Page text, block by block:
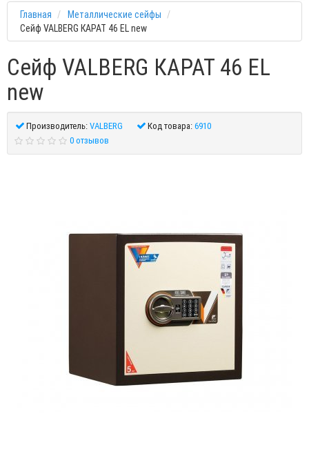
Главная
Металлические сейфы
Сейф VALBERG КАРАТ 46 EL new
Сейф VALBERG КАРАТ 46 EL
new
Производитель:VALBERG Код товара:6910
0 отзывов